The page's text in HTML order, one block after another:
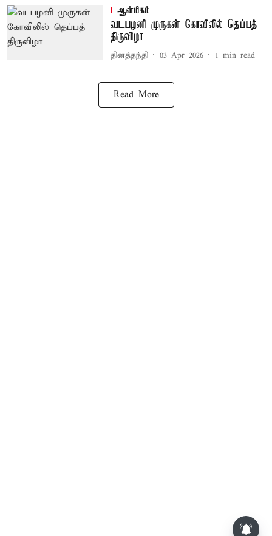
ஆன்மிகம்
வடபழனி முருகன் கோவிலில் தெப்பத்
திருவிழா
தினத்தந்தி 03 Apr 2026 1 min read
Read More